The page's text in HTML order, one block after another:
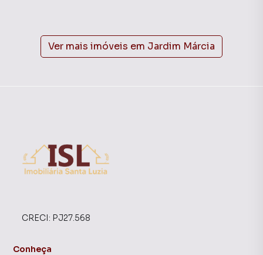
Ver mais imóveis em Jardim Márcia
CRECI: PJ27.568
Conheça